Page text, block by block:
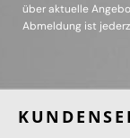
über aktuelle
Abmeldung ist